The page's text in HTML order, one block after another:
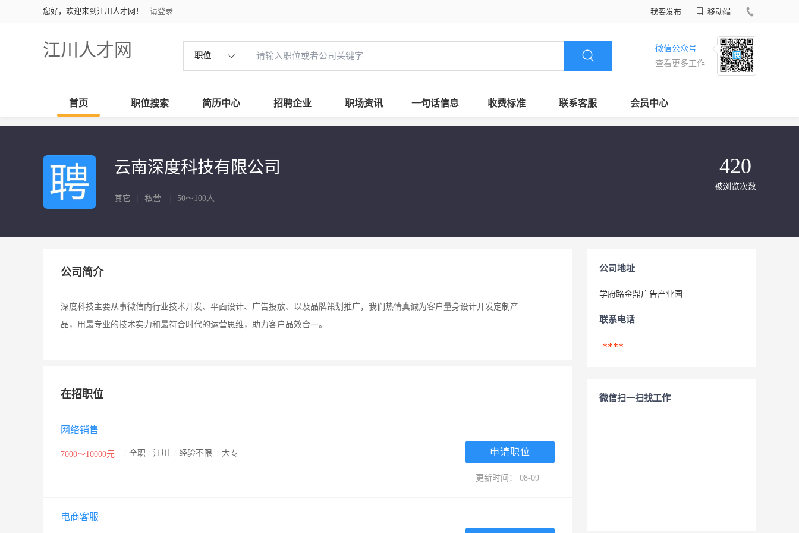
您好，欢迎来到江川人才网！ 请登录 我要发布 移动端
江川人才网 职位
微信公众号
查看更多工作
首页 职位搜索 简历中心 招聘企业 职场资讯 一句话信息 收费标准 联系客服 会员中心
云南深度科技有限公司
其它 私营 50～100人
420
被浏览次数
公司简介
深度科技主要从事微信内行业技术开发、平面设计、广告投放、以及品牌策划推广，我们热情真诚为客户量身设计开发定制产
品，用最专业的技术实力和最符合时代的运营思维，助力客户品效合一。
在招职位
网络销售
7000～10000元 全职 江川 经验不限 大专 申请职位
更新时间： 08-09
电商客服
公司地址
学府路金鼎广告产业园
联系电话
****
微信扫一扫找工作